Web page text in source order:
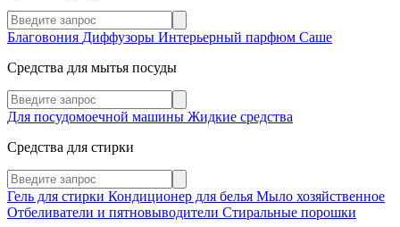
Благовония Диффузоры Интерьерный парфюм Саше
Средства для мытья посуды
Для посудомоечной машины Жидкие средства
Средства для стирки
Гель для стирки Кондиционер для белья Мыло хозяйственное
Отбеливатели и пятновыводители Стиральные порошки